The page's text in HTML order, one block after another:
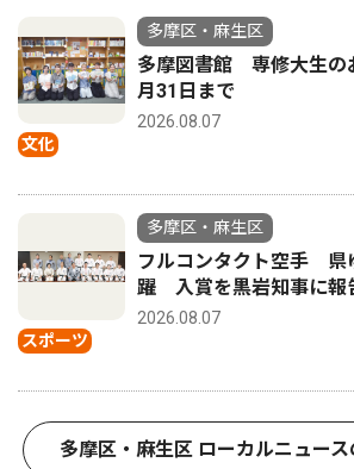
文化
多摩区・麻生区
多摩図書館 専修大生
月31日まで
2026.08.07
スポーツ
多摩区・麻生区
フルコンタクト空手 県
躍 入賞を黒岩知事に報
2026.08.07
多摩区・麻生区 ローカルニュー